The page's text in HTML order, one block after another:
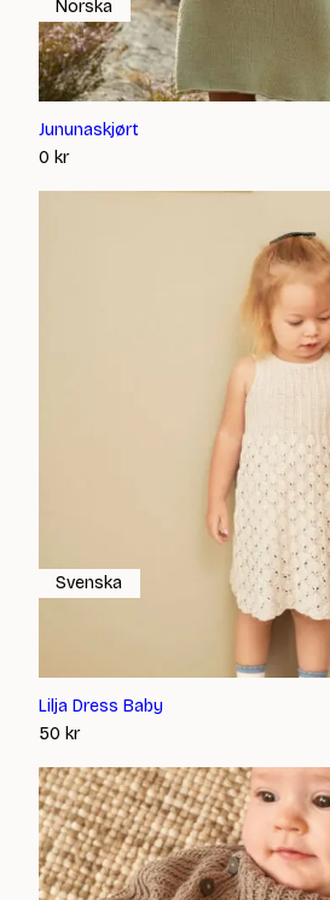
Jununaskjørt
0 kr
Norska
Lilja Dress Baby
50 kr
Svenska